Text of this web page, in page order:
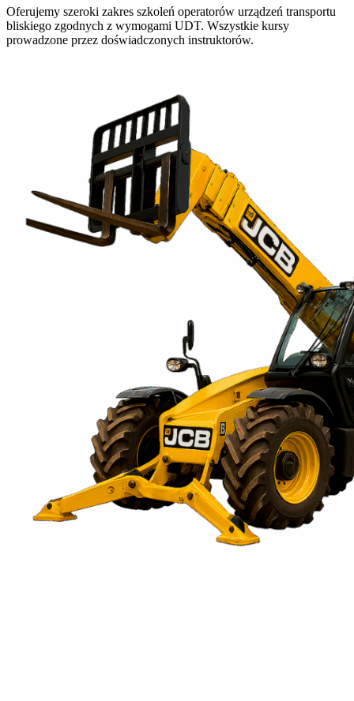
Oferujemy szeroki zakres szkoleń operatorów urządzeń transportu
bliskiego zgodnych z wymogami UDT. Wszystkie kursy
prowadzone przez doświadczonych instruktorów.